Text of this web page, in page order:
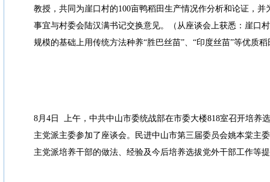
教授，共同为崖口村的100亩鸭稻田生产情况作分析和论证，
事宜与村委会陆汉满书记交换意见。（从座谈会上获悉：崖口
规模的基础上用传统方法种养“胜巴丝苗”、“印度丝苗”等优质稻
8月4日 上午，中共中山市委统战部在市委大楼818室召开培养
主党派主委参加了座谈会。民进中山市第三届委员会姚本棠主
主党派培养干部的做法、经验及今后培养选拔党外干部工作等